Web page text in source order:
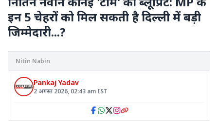
इन 5 चेहरों को मिल सकती है दिल्ली में बड़ी
जिम्मेदारी...?
Nitin Nabin
Pankaj Yadav
2 अगस्त 2026, 02:43 am IST